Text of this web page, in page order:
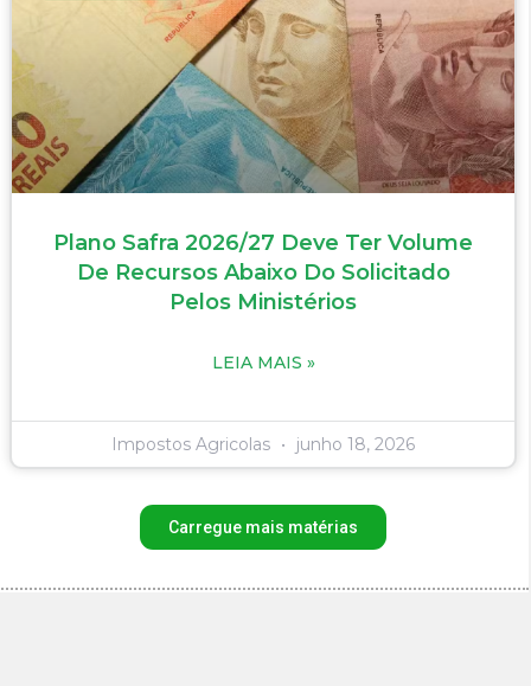
Plano Safra 2026/27 Deve Ter Volume
De Recursos Abaixo Do Solicitado
Pelos Ministérios
LEIA MAIS »
Impostos Agricolas junho 18, 2026
Carregue mais matérias